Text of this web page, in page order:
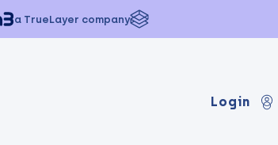
a TrueLayer company
Login